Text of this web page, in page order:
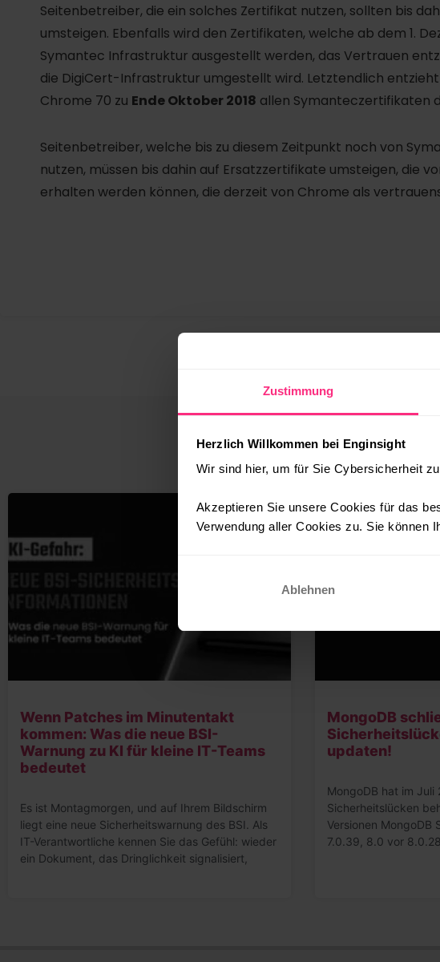
Zustimmung
Herzlich Willkommen bei Enginsight
Wir sind hier, um für Sie Cybersicherheit
Akzeptieren Sie unsere Cookies für das
Verwendung aller Cookies zu. Sie können
Ablehnen
Seitenbetreiber, die ein solches Zertifikat nutzen, sollten bis
umsteigen. Ebenfalls wird den Zertifikaten, welche ab dem 1.
Symantec Infrastruktur ausgestellt werden, das Vertrauen
die DigiCert-Infrastruktur umgestellt wird. Letztendlich
Chrome 70 zu Ende Oktober 2018 allen Symanteczertifikaten
Seitenbetreiber, welche bis zu diesem Zeitpunkt noch von
nutzen, müssen bis dahin auf Ersatzzertifikate umsteigen, die
erhalten werden können, die derzeit von Chrome als
WEITERE
Wenn Patches im Minutentakt
kommen: Was die neue BSI-
Warnung zu KI für kleine IT-Teams
bedeutet
Es ist Montagmorgen, und auf Ihrem Bildschirm
liegt eine neue Sicherheitswarnung des BSI. Als
IT-Verantwortliche kennen Sie das Gefühl: wieder
ein Dokument, das Dringlichkeit signalisiert,
MongoDB
updaten!
MongoDB hat im Juli
Sicherheitslücken
Versionen MongoDB
7.0.39, 8.0 vor